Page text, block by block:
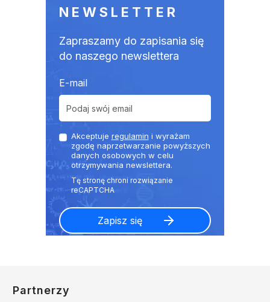
NEWSLETTER
Zapraszamy do zapisania się
do naszego newslettera
E-mail
Akceptuje regulamin i wyrażam
zgodę naprzetwarzanie powyższych
danych osobowych w celu
otrzymywania newslettera.
Partnerzy